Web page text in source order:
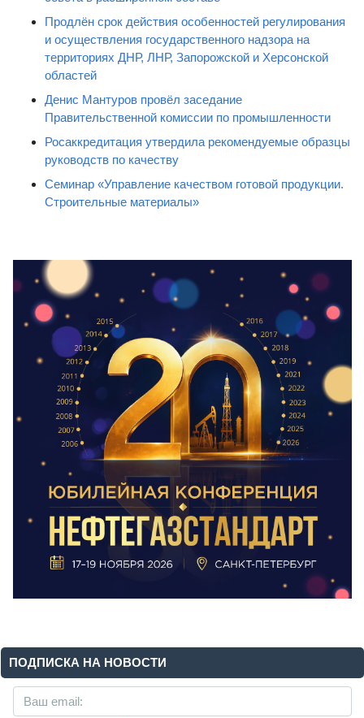
Продлён срок действия особенностей регулирования
и осуществления государственного надзора на
территориях ДНР, ЛНР, Запорожской и Херсонской
областей
Денис Мантуров провёл заседание
Правительственной комиссии по промышленности
Росаккредитация утвердила рекомендуемые образцы
руководств по качеству
Семинар «Управление качеством готовой продукции.
Строительные материалы»
ПОДПИСКА НА НОВОСТИ